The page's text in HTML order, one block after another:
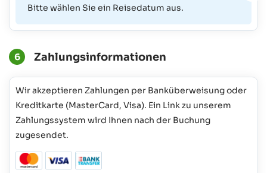
Bitte wählen Sie ein Reisedatum aus.
6 Zahlungsinformationen
Wir akzeptieren Zahlungen per Banküberweisung oder
Kreditkarte (MasterCard, Visa). Ein Link zu unserem
Zahlungssystem wird Ihnen nach der Buchung
zugesendet.